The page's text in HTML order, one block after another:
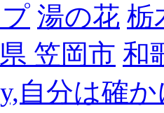
湯の花 栃
笠岡市 和
自分は確